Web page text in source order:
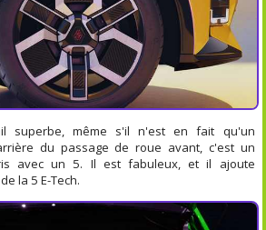
superbe, même s'il n'est en fait qu'un
du passage de roue avant, c'est un
avec un 5. Il est fabuleux, et il ajoute
la 5 E-Tech.